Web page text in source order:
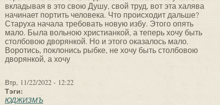
вкладывая в это свою Душу, свой труд, вот эта халява
начинает портить человека. Что происходит дальше?
Старуха начала требовать новую избу. Этого опять
мало. Была вольною христианкой, а теперь хочу быть
столбовою дворянкой. Но и этого оказалось мало.
Воротись, поклонись рыбке, не хочу быть столбовою
дворянкой, а хочу
Втр, 11/22/2022 - 12:22
Тэги:
ЮДЖИЗМЪ